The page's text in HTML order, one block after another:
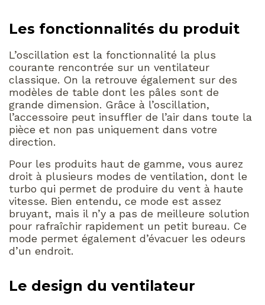
Les fonctionnalités du produit
L’oscillation est la fonctionnalité la plus
courante rencontrée sur un ventilateur
classique. On la retrouve également sur des
modèles de table dont les pâles sont de
grande dimension. Grâce à l’oscillation,
l’accessoire peut insuffler de l’air dans toute la
pièce et non pas uniquement dans votre
direction.
Pour les produits haut de gamme, vous aurez
droit à plusieurs modes de ventilation, dont le
turbo qui permet de produire du vent à haute
vitesse. Bien entendu, ce mode est assez
bruyant, mais il n’y a pas de meilleure solution
pour rafraîchir rapidement un petit bureau. Ce
mode permet également d’évacuer les odeurs
d’un endroit.
Le design du ventilateur